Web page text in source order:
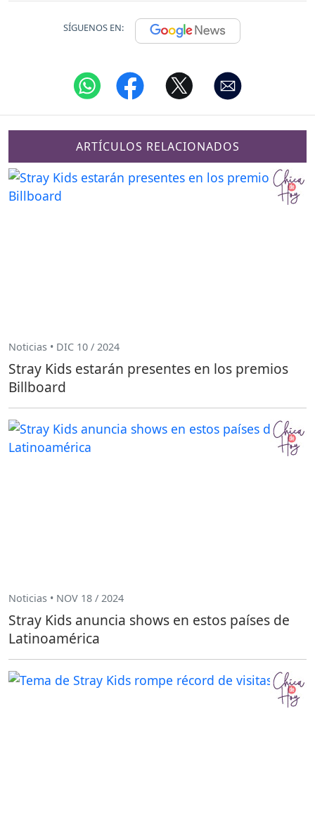
SÍGUENOS EN:
ARTÍCULOS RELACIONADOS
Noticias • DIC 10 / 2024
Stray Kids estarán presentes en los premios
Billboard
Noticias • NOV 18 / 2024
Stray Kids anuncia shows en estos países de
Latinoamérica